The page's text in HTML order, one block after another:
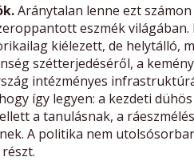
Aránytalan lenne ezt
eszmék világában.
kiélezett, de helytálló,
szétterjedéséről, a
intézményes
így legyen: a kezdeti
a tanulásnak, a
A politika nem